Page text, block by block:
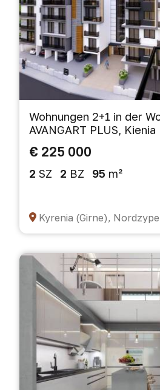
Wohnungen 2+1 in der
AVANGART PLUS,
€ 225 000
2 SZ 2 BZ 95 m²
Kyrenia (Girne),